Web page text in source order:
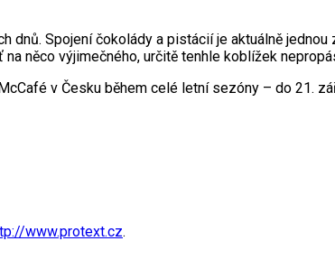
dnů. Spojení čokolády a pistácií je aktuálně
něco výjimečného, určitě tenhle koblížek
v Česku během celé letní sezóny – do 21.
www.protext.cz.